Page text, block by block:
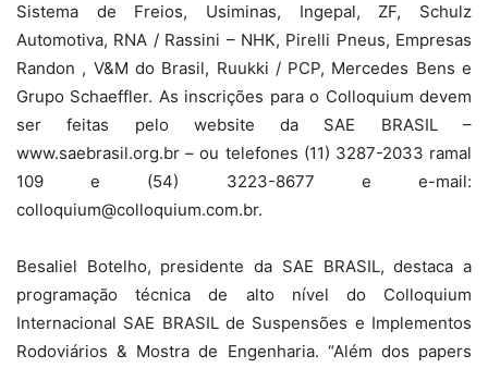
Sistema de Freios, Usiminas, Ingepal, ZF, Schulz
Automotiva, RNA / Rassini – NHK, Pirelli Pneus, Empresas
Randon , V&M do Brasil, Ruukki / PCP, Mercedes Bens e
Grupo Schaeffler. As inscrições para o Colloquium devem
ser feitas pelo website da SAE BRASIL –
www.saebrasil.org.br – ou telefones (11) 3287-2033 ramal
109 e (54) 3223-8677 e e-mail:
colloquium@colloquium.com.br.
Besaliel Botelho, presidente da SAE BRASIL, destaca a
programação técnica de alto nível do Colloquium
Internacional SAE BRASIL de Suspensões e Implementos
Rodoviários & Mostra de Engenharia. “Além dos papers